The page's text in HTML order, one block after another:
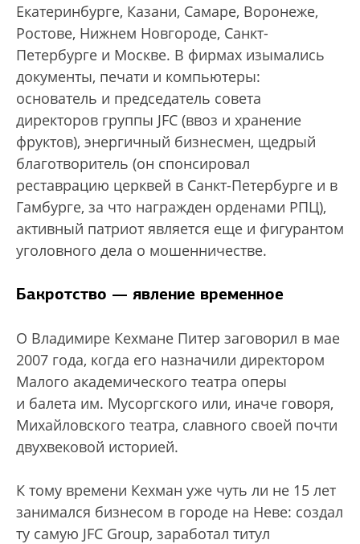
Екатеринбурге, Казани, Самаре, Воронеже,
Ростове, Нижнем Новгороде, Санкт-
Петербурге и Москве. В фирмах изымались
документы, печати и компьютеры:
основатель и председатель совета
директоров группы JFC (ввоз и хранение
фруктов), энергичный бизнесмен, щедрый
благотворитель (он спонсировал
реставрацию церквей в Санкт-Петербурге и в
Гамбурге, за что награжден орденами РПЦ),
активный патриот является еще и фигурантом
уголовного дела о мошенничестве.
Бакротство — явление временное
О Владимире Кехмане Питер заговорил в мае
2007 года, когда его назначили директором
Малого академического театра оперы
и балета им. Мусоргского или, иначе говоря,
Михайловского театра, славного своей почти
двухвековой историей.
К тому времени Кехман уже чуть ли не 15 лет
занимался бизнесом в городе на Неве: создал
ту самую JFC Group, заработал титул